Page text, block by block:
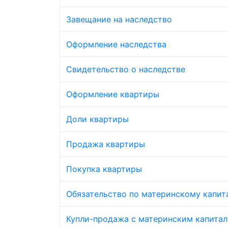
Завещание на наследство
Оформление наследства
Свидетельство о наследстве
Оформление квартиры
Доли квартиры
Продажа квартиры
Покупка квартиры
Обязательство по материнскому
Купли-продажа с материнским